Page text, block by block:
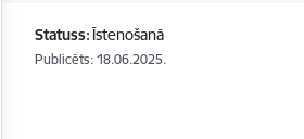
Statuss:Īstenošanā
Publicēts: 18.06.2025.